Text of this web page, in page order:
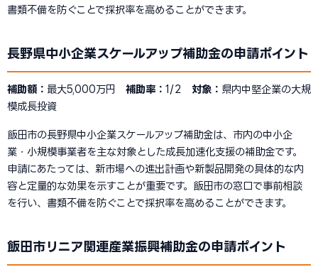
書類不備を防ぐことで採択率を高めることができます。
長野県中小企業スケールアップ補助金の申請ポイント
補助額： 最大5,000万円 補助率： 1/2 対象： 県内中堅企業の大規
模成長投資
飯田市の長野県中小企業スケールアップ補助金は、市内の中小企
業・小規模事業者を主な対象とした成長加速化支援の補助金です。
申請にあたっては、新市場への進出計画や新製品開発の具体的な内
容と定量的な効果を示すことが重要です。飯田市の窓口で事前相談
を行い、書類不備を防ぐことで採択率を高めることができます。
飯田市リニア関連産業振興補助金の申請ポイント